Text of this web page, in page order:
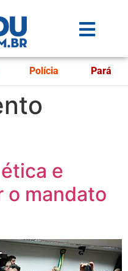
Polícia Pará
e
o mandato